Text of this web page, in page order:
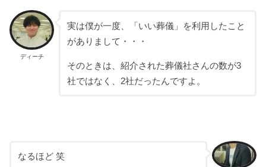
ディーチ
実は僕が一度、「いい葬儀」を利用したこと
がありまして・・・
そのときは、紹介された葬儀社さんの数が3
社ではなく、2社だったんですよ。
なるほど 笑